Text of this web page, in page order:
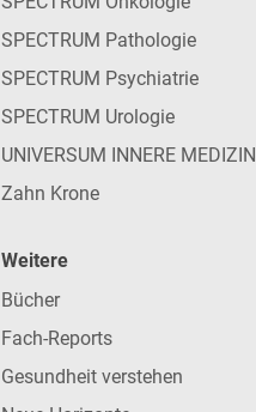
SPECTRUM Pathologie
SPECTRUM Psychiatrie
SPECTRUM Urologie
UNIVERSUM INNERE MEDIZIN
Zahn Krone
Weitere
Bücher
Fach-Reports
Gesundheit verstehen